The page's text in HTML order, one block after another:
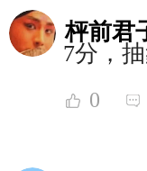
枰前君
7分，
0